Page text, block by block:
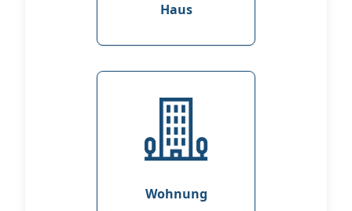
Haus
Wohnung